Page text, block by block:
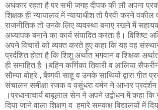
अधंकार रहता है पर सभी जगह दीपक की लौ अपना
शिक्षक ही न्यायालय में न्यायाधीश तो पैरवी करने
राजनीतिक तो उनके लिए व्यवस्था बनाए रखने में
अध्यापक बनाने का कार्य संपादित करता है। विशिष्ट
अपने विचारों को व्यक्त करते हुए कहा कि यह वह
प्रर्दशित होता है कि शिशु अर्थात भगवान व शिक्षक
ही समाहित है ।बहिन कर्णिका तिवारी व आलिया
सौम्या बोहरे , बैष्णवी साहू व उनके साथियों द्वारा गीत
संचालन समीक्षा रजक व वसुंधरा वर्मन ने आभार प्रदर्शन
।प्रधानाचार्य बाबूलाल सेन ने अपने उद्बोधन में कहा
दिया जाने वाला शिक्षण व हमारे समकक्ष विद्यालयों में